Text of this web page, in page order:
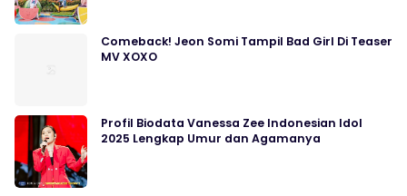
Comeback! Jeon Somi Tampil Bad Girl Di Teaser
MV XOXO
Profil Biodata Vanessa Zee Indonesian Idol
2025 Lengkap Umur dan Agamanya